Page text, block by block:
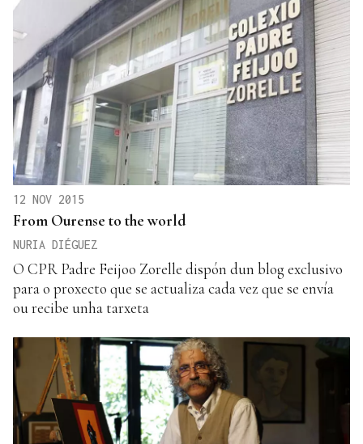
12 NOV 2015
From Ourense to the world
NURIA DIÉGUEZ
O CPR Padre Feijoo Zorelle dispón dun blog exclusivo
para o proxecto que se actualiza cada vez que se envía
ou recibe unha tarxeta